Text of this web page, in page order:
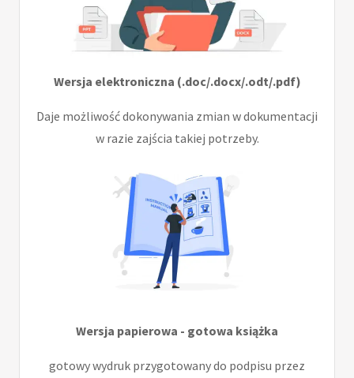
Wersja elektroniczna (.doc/.docx/.odt/.pdf)
Daje możliwość dokonywania zmian w dokumentacji
w razie zajścia takiej potrzeby.
Wersja papierowa - gotowa książka
gotowy wydruk przygotowany do podpisu przez